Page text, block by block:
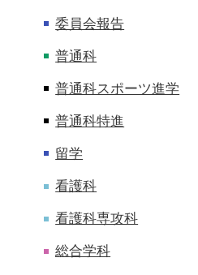
委員会報告
普通科
普通科スポーツ進学
普通科特進
留学
看護科
看護科専攻科
総合学科